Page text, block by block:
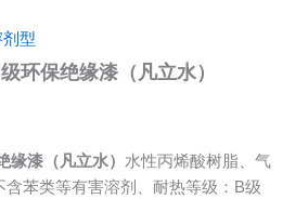
型
环保绝缘漆（凡立水）
缘漆（凡立水） 水性丙烯酸树脂、气
含苯类等有害溶剂、耐热等级：B级